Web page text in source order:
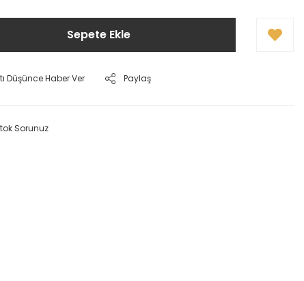
Sepete Ekle
Düşünce Haber Ver Paylaş
Sorunuz